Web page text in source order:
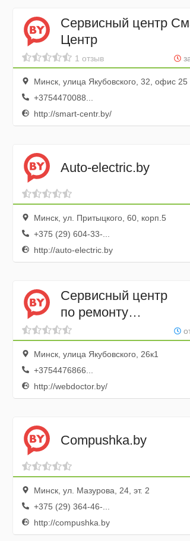
Сервисный центр
Центр
1 отзыв
Минск, улица Якубовского, 32, офис 25
+3754470088...
http://smart-centr.by/
Auto-electric.by
Минск, ул. Притыцкого, 60, корп.5
+375 (29) 604-33-...
http://auto-electric.by
Cервисный центр
по ремонту
компьютерной
Webdoctor
Минск, улица Якубовского, 26к1
+3754476866...
http://webdoctor.by/
Compushka.by
Минск, ул. Мазурова, 24, эт. 2
+375 (29) 364-46-...
http://compushka.by